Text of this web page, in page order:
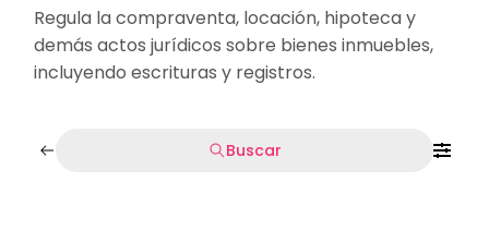
Regula la compraventa, locación, hipoteca y
demás actos jurídicos sobre bienes inmuebles,
incluyendo escrituras y registros.
Buscar